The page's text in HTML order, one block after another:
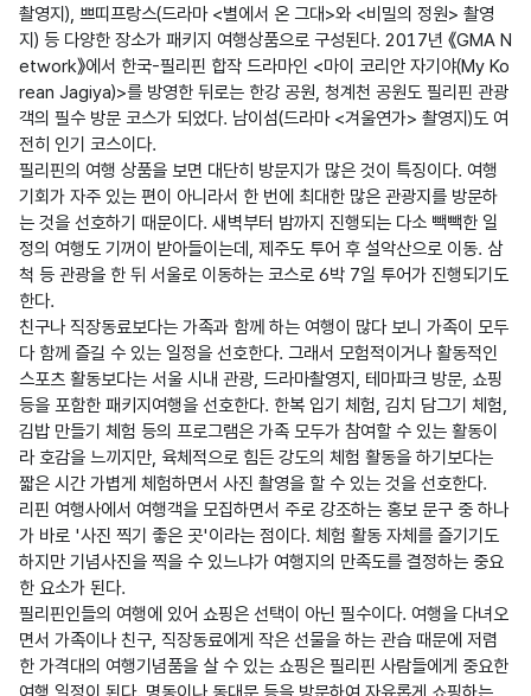
촬영지), 쁘띠프랑스(드라마 <별에서 온 그대>와 <비밀의 정원> 촬영
지) 등 다양한 장소가 패키지 여행상품으로 구성된다. 2017년 《GMA N
etwork》에서 한국-필리핀 합작 드라마인 <마이 코리안 자기야(My Ko
rean Jagiya)>를 방영한 뒤로는 한강 공원, 청계천 공원도 필리핀 관광
객의 필수 방문 코스가 되었다. 남이섬(드라마 <겨울연가> 촬영지)도 여
전히 인기 코스이다.
필리핀의 여행 상품을 보면 대단히 방문지가 많은 것이 특징이다. 여행
기회가 자주 있는 편이 아니라서 한 번에 최대한 많은 관광지를 방문하
는 것을 선호하기 때문이다. 새벽부터 밤까지 진행되는 다소 빽빽한 일
정의 여행도 기꺼이 받아들이는데, 제주도 투어 후 설악산으로 이동. 삼
척 등 관광을 한 뒤 서울로 이동하는 코스로 6박 7일 투어가 진행되기도
한다.
친구나 직장동료보다는 가족과 함께 하는 여행이 많다 보니 가족이 모두
다 함께 즐길 수 있는 일정을 선호한다. 그래서 모험적이거나 활동적인
스포츠 활동보다는 서울 시내 관광, 드라마촬영지, 테마파크 방문, 쇼핑
등을 포함한 패키지여행을 선호한다. 한복 입기 체험, 김치 담그기 체험,
김밥 만들기 체험 등의 프로그램은 가족 모두가 참여할 수 있는 활동이
라 호감을 느끼지만, 육체적으로 힘든 강도의 체험 활동을 하기보다는
짧은 시간 가볍게 체험하면서 사진 촬영을 할 수 있는 것을 선호한다.
리핀 여행사에서 여행객을 모집하면서 주로 강조하는 홍보 문구 중 하나
가 바로 '사진 찍기 좋은 곳'이라는 점이다. 체험 활동 자체를 즐기기도
하지만 기념사진을 찍을 수 있느냐가 여행지의 만족도를 결정하는 중요
한 요소가 된다.
필리핀인들의 여행에 있어 쇼핑은 선택이 아닌 필수이다. 여행을 다녀오
면서 가족이나 친구, 직장동료에게 작은 선물을 하는 관습 때문에 저렴
한 가격대의 여행기념품을 살 수 있는 쇼핑은 필리핀 사람들에게 중요한